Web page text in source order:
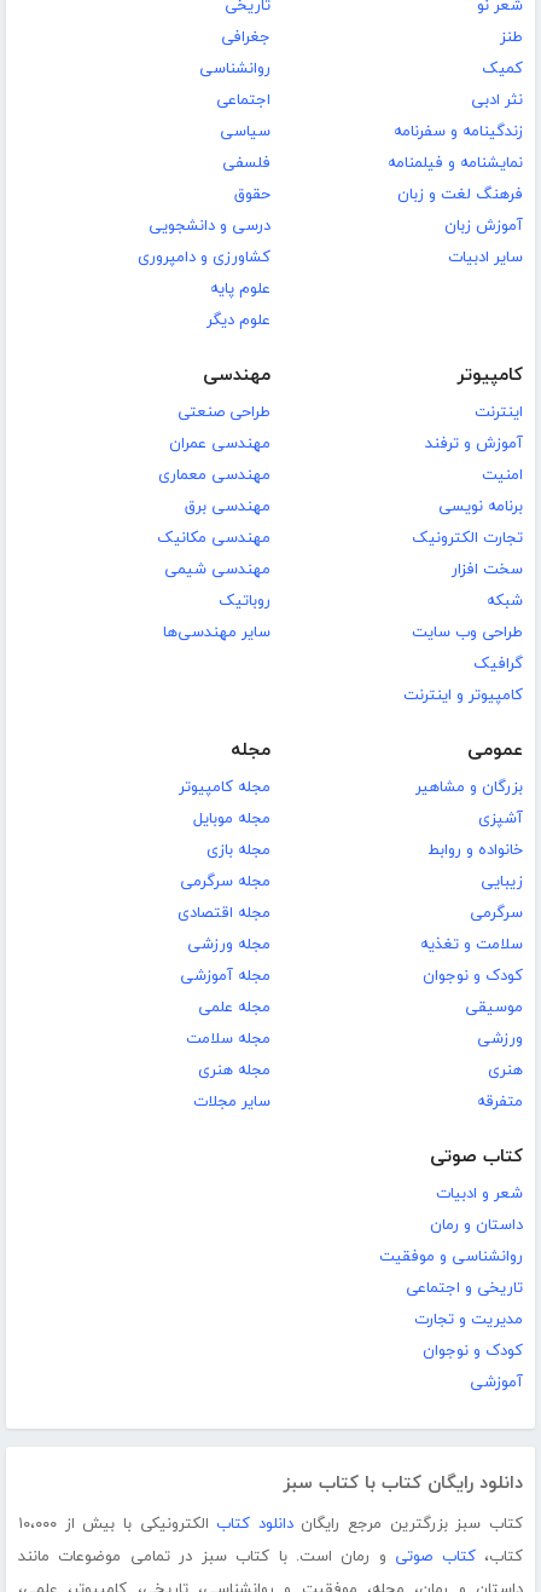
شعر نو
طنز
کمیک
نثر ادبی
زندگینامه و سفرنامه
نمایشنامه و فیلمنامه
فرهنگ لغت و زبان
آموزش زبان
سایر ادبیات
تاریخی
جغرافی
روانشناسی
اجتماعی
سیاسی
فلسفی
حقوق
درسی و دانشجویی
کشاورزی و دامپروری
علوم پایه
علوم دیگر
کامپیوتر
اینترنت
آموزش و ترفند
امنیت
برنامه نویسی
تجارت الکترونیک
سخت افزار
شبکه
طراحی وب سایت
گرافیک
کامپیوتر و اینترنت
مهندسی
طراحی صنعتی
مهندسی عمران
مهندسی معماری
مهندسی برق
مهندسی مکانیک
مهندسی شیمی
روباتیک
سایر مهندسی‌ها
عمومی
بزرگان و مشاهیر
آشپزی
خانواده و روابط
زیبایی
سرگرمی
سلامت و تغذیه
کودک و نوجوان
موسیقی
ورزشی
هنری
متفرقه
مجله
مجله کامپیوتر
مجله موبایل
مجله بازی
مجله سرگرمی
مجله اقتصادی
مجله ورزشی
مجله آموزشی
مجله علمی
مجله سلامت
مجله هنری
سایر مجلات
کتاب صوتی
شعر و ادبیات
داستان و رمان
روانشناسی و موفقیت
تاریخی و اجتماعی
مدیریت و تجارت
کودک و نوجوان
آموزشی
دانلود رایگان کتاب با کتاب سبز
کتاب سبز بزرگترین مرجع رایگاندانلود کتاب
الکترونیکی با بیش از ۱۰،۰۰۰
کتاب،کتاب صوتی و رمان است. با کتاب سبز در تمامی موضوعات مانند